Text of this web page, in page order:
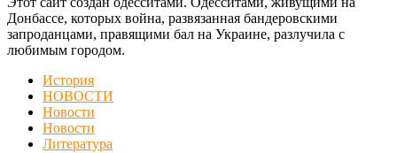
Донбассе, которых война, развязанная бандеровскими
запроданцами, правящими бал на Украине, разлучила с
любимым городом.
История
НОВОСТИ
Новости
Новости
Литература